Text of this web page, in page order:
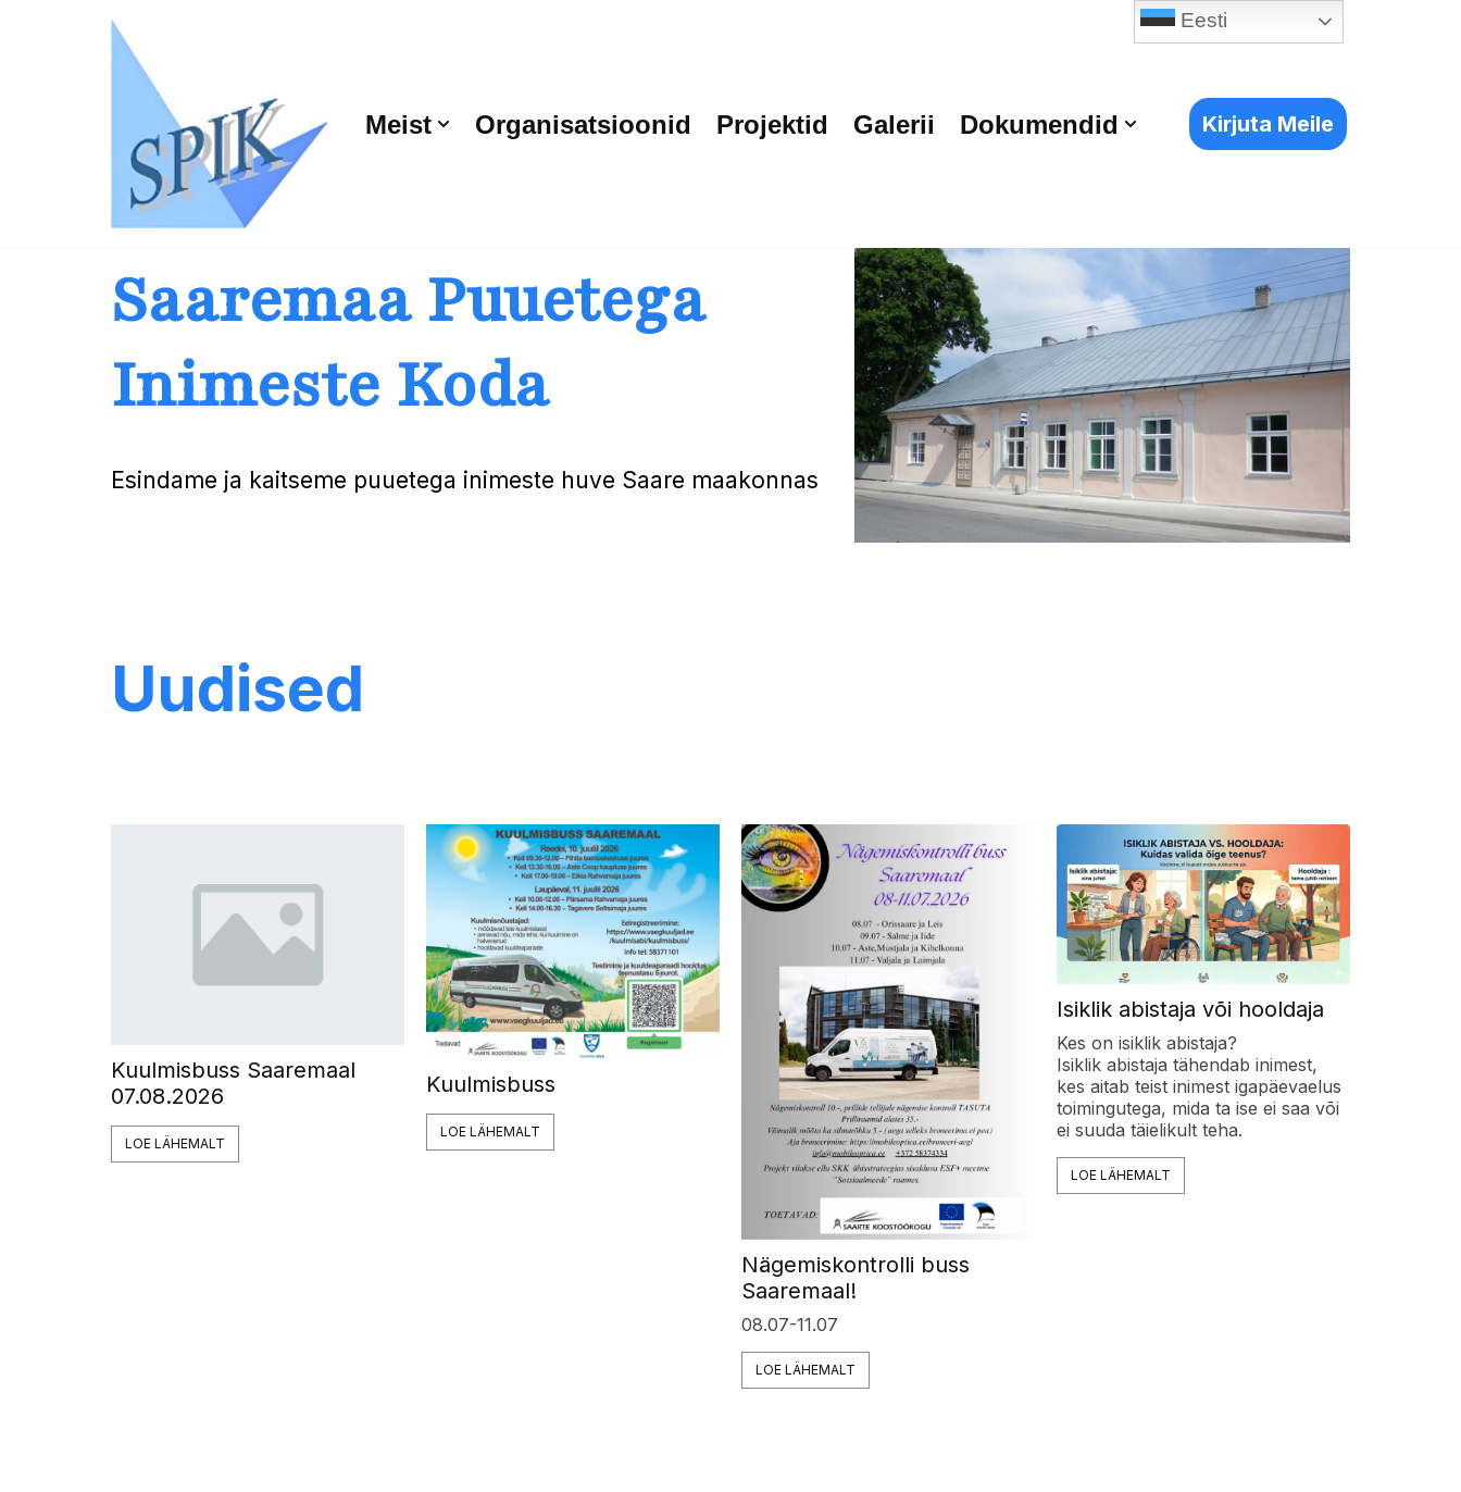
Meist Organisatsioonid Projektid Galerii Dokumendid Kirjuta Meile
Saaremaa Puuetega
Inimeste Koda
Esindame ja kaitseme puuetega inimeste huve Saare maakonnas
Uudised
Kuulmisbuss Saaremaal
07.08.2026
LOE LÄHEMALT
Kuulmisbuss
LOE LÄHEMALT
Nägemiskontrolli buss
Saaremaal!
08.07-11.07
LOE LÄHEMALT
Isiklik abistaja või hooldaja
Kes on isiklik abistaja?
Isiklik abistaja tähendab inimest,
kes aitab teist inimest igapäevaelus
toimingutega, mida ta ise ei saa või
ei suuda täielikult teha.
LOE LÄHEMALT
Eesti